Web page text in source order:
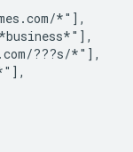
*"],
???s/*"],